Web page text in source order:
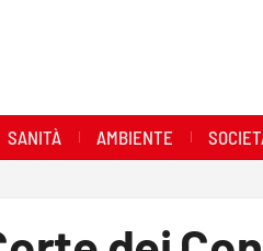
SANITÀ AMBIENTE